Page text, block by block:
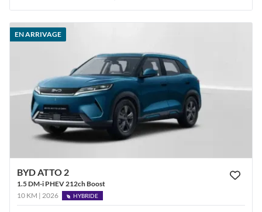
EN ARRIVAGE
BYD ATTO 2
1.5 DM-i PHEV 212ch Boost
10 KM | 2026
HYBRIDE